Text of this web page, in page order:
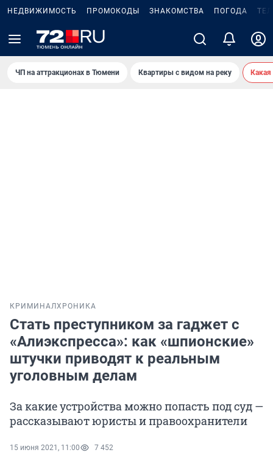
НЕДВИЖИМОСТЬ ПРОМОКОДЫ ЗНАКОМСТВА ПОГОДА
ЧП на аттракционах в Тюмени Квартиры с видом на реку
КРИМИНАЛХРОНИКА
Стать преступником за гаджет с
«Алиэкспресса»: как «шпионские»
штучки приводят к реальным
уголовным делам
За какие устройства можно попасть под суд —
рассказывают юристы и правоохранители
15 июня 2021, 11:00 7 452